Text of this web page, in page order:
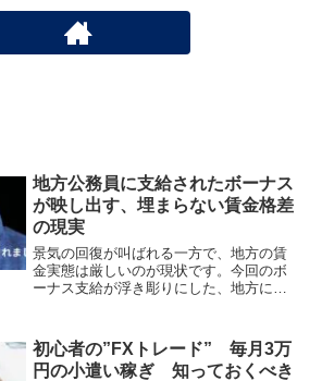
地方公務員に支給されたボーナス
が映し出す、埋まらない賃金格差
の現実
景気の回復が叫ばれる一方で、地方の賃
金実態は厳しいのが現状です。今回のボ
ーナス支給が浮き彫りにした、地方にお
方公務員の「特権」と、中小企業との格
差報道によると、昨年度...
初心者の”FXトレード” 毎月3万
円の小遣い稼ぎ 知っておくべき